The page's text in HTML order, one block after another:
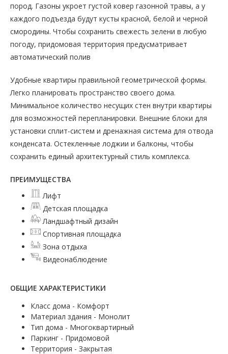
пород. Газоны укроет густой ковер газонной травы, а у
каждого подъезда будут кусты красной, белой и черной
смородины. Чтобы сохранить свежесть зелени в любую
погоду, придомовая территория предусматривает
автоматический полив
Удобные квартиры правильной геометрической формы.
Легко планировать пространство своего дома.
Минимальное количество несущих стен внутри квартиры
для возможностей перепланировки. Внешние блоки для
установки сплит-систем и дренажная система для отвода
конденсата. Остекленные лоджии и балконы, чтобы
сохранить единый архитектурный стиль комплекса.
ПРЕИМУЩЕСТВА
Лифт
Детская площадка
Ландшафтный дизайн
Спортивная площадка
Зона отдыха
Видеонаблюдение
ОБЩИЕ ХАРАКТЕРИСТИКИ
Класс дома - Комфорт
Материал здания - Монолит
Тип дома - Многоквартирный
Паркинг - Придомовой
Территория - Закрытая